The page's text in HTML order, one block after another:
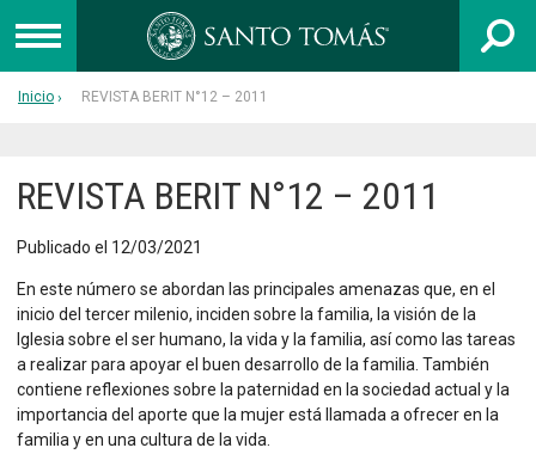
UNIVERSIDAD
Admisión
Capacitación
Colegios
Egresados
Inicio REVISTA BERIT N°12 – 2011
REVISTA BERIT N°12 – 2011
Publicado el 12/03/2021
En este número se abordan las principales amenazas que, en el
inicio del tercer milenio, inciden sobre la familia, la visión de la
Iglesia sobre el ser humano, la vida y la familia, así como las tareas
a realizar para apoyar el buen desarrollo de la familia. También
contiene reflexiones sobre la paternidad en la sociedad actual y la
importancia del aporte que la mujer está llamada a ofrecer en la
familia y en una cultura de la vida.